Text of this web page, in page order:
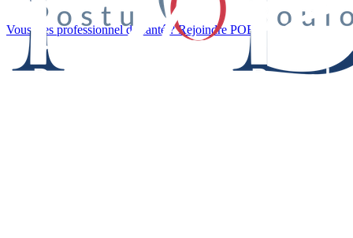
Vous êtes professionnel de santé ? Rejoindre POB